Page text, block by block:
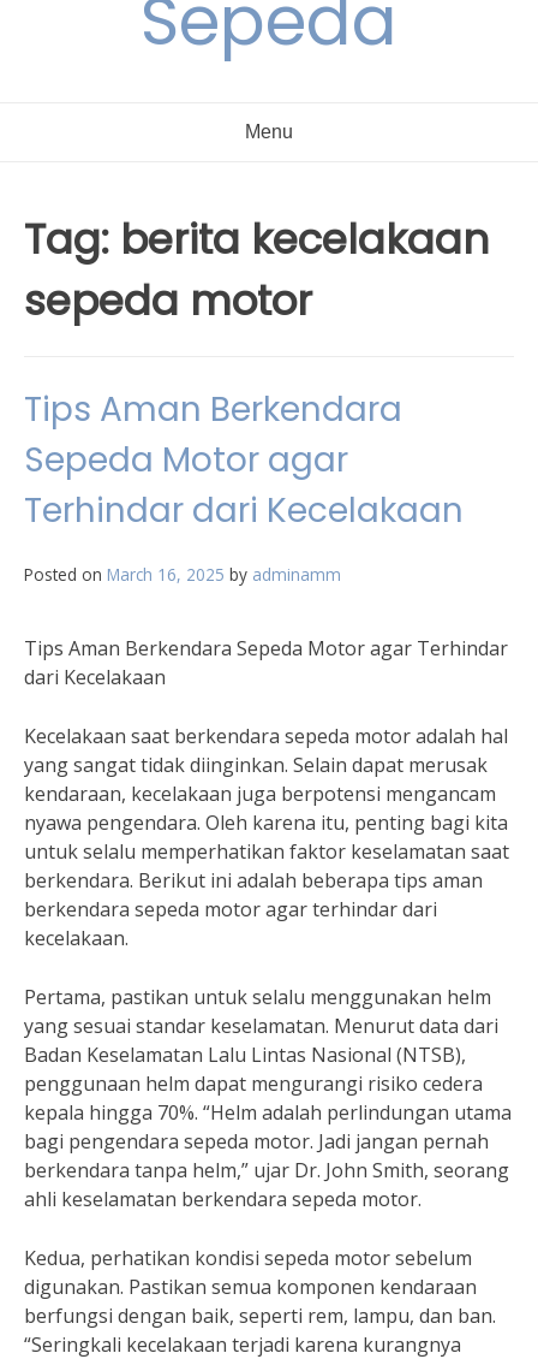
Sepeda
Menu
Tag: berita kecelakaan
sepeda motor
Tips Aman Berkendara
Sepeda Motor agar
Terhindar dari Kecelakaan
Posted on March 16, 2025 by adminamm
Tips Aman Berkendara Sepeda Motor agar Terhindar
dari Kecelakaan
Kecelakaan saat berkendara sepeda motor adalah hal
yang sangat tidak diinginkan. Selain dapat merusak
kendaraan, kecelakaan juga berpotensi mengancam
nyawa pengendara. Oleh karena itu, penting bagi kita
untuk selalu memperhatikan faktor keselamatan saat
berkendara. Berikut ini adalah beberapa tips aman
berkendara sepeda motor agar terhindar dari
kecelakaan.
Pertama, pastikan untuk selalu menggunakan helm
yang sesuai standar keselamatan. Menurut data dari
Badan Keselamatan Lalu Lintas Nasional (NTSB),
penggunaan helm dapat mengurangi risiko cedera
kepala hingga 70%. “Helm adalah perlindungan utama
bagi pengendara sepeda motor. Jadi jangan pernah
berkendara tanpa helm,” ujar Dr. John Smith, seorang
ahli keselamatan berkendara sepeda motor.
Kedua, perhatikan kondisi sepeda motor sebelum
digunakan. Pastikan semua komponen kendaraan
berfungsi dengan baik, seperti rem, lampu, dan ban.
“Seringkali kecelakaan terjadi karena kurangnya